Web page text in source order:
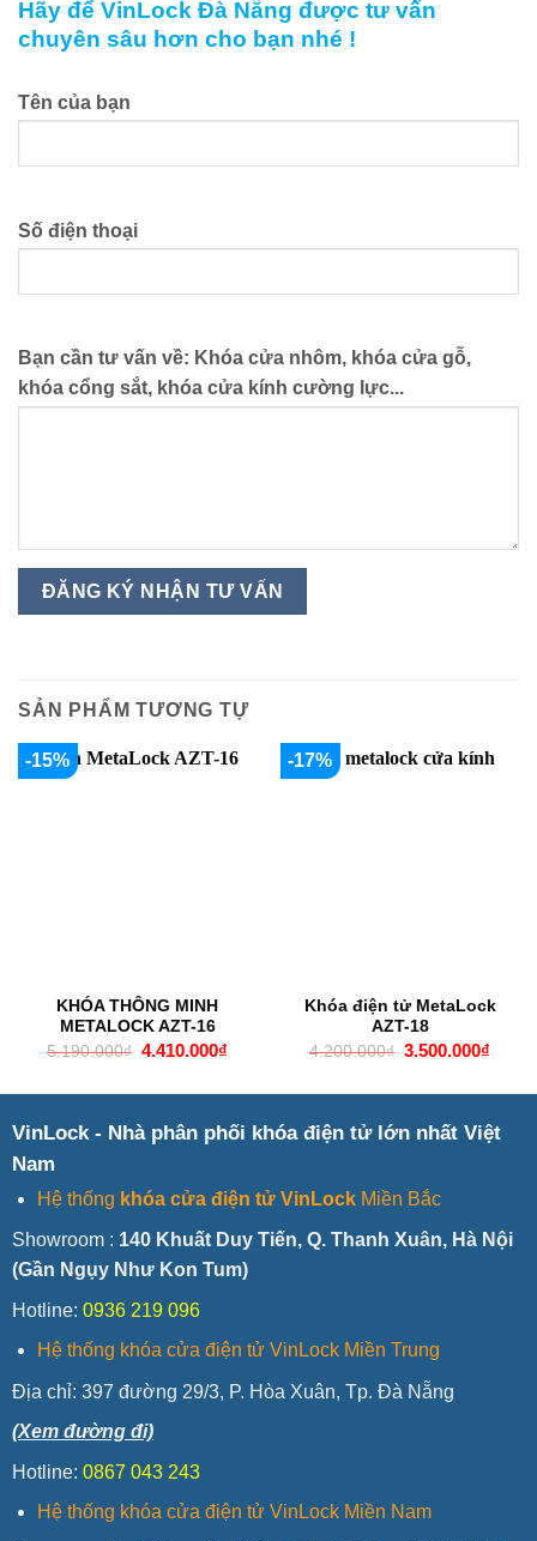
Hãy để VinLock Đà Nẵng được tư vấn
chuyên sâu hơn cho bạn nhé !
Tên của bạn
Số điện thoại
Bạn cần tư vấn về: Khóa cửa nhôm, khóa cửa gỗ,
khóa cổng sắt, khóa cửa kính cường lực...
SẢN PHẨM TƯƠNG TỰ
-15%
KHÓA THÔNG MINH
METALOCK AZT-16
5.190.000₫ Giá
4.410.000₫
4.410.000₫.
-17%
Khóa điện tử MetaLock
AZT-18
4.200.000₫ Giá
3.500.000₫
VinLock - Nhà phân phối khóa điện tử lớn nhất Việt
Nam
Hệ thống khóa cửa điện tử VinLockMiền Bắc
Showroom : 140 Khuất Duy Tiến, Q. Thanh Xuân, Hà Nội
(Gần Ngụy Như Kon Tum)
Hotline: 0936 219 096
Hệ thống khóa cửa điện tử VinLock Miền Trung
Địa chỉ: 397 đường 29/3, P. Hòa Xuân, Tp. Đà Nẵng
(Xem đường đi)
Hotline: 0867 043 243
Hệ thống khóa cửa điện tử VinLock Miền Nam